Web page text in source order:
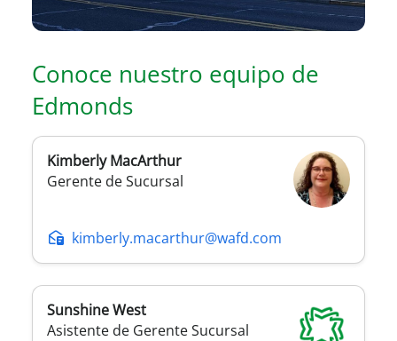
Conoce nuestro equipo de
Edmonds
Kimberly MacArthur
Gerente de Sucursal
kimberly.macarthur@wafd.com
SunshineWest
Asistente de Gerente Sucursal